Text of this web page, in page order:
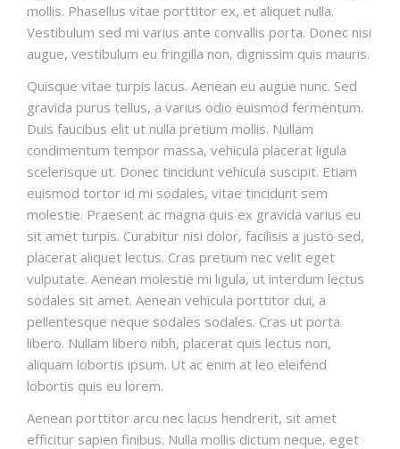
mollis. Phasellus vitae porttitor ex, et aliquet nulla.
Vestibulum sed mi varius ante convallis porta. Donec nisi
augue, vestibulum eu fringilla non, dignissim quis mauris.
Quisque vitae turpis lacus. Aenean eu augue nunc. Sed
gravida purus tellus, a varius odio euismod fermentum.
Duis faucibus elit ut nulla pretium mollis. Nullam
condimentum tempor massa, vehicula placerat ligula
scelerisque ut. Donec tincidunt vehicula suscipit. Etiam
euismod tortor id mi sodales, vitae tincidunt sem
molestie. Praesent ac magna quis ex gravida varius eu
sit amet turpis. Curabitur nisi dolor, facilisis a justo sed,
placerat aliquet lectus. Cras pretium nec velit eget
vulputate. Aenean molestie mi ligula, ut interdum lectus
sodales sit amet. Aenean vehicula porttitor dui, a
pellentesque neque sodales sodales. Cras ut porta
libero. Nullam libero nibh, placerat quis lectus non,
aliquam lobortis ipsum. Ut ac enim at leo eleifend
lobortis quis eu lorem.
Aenean porttitor arcu nec lacus hendrerit, sit amet
efficitur sapien finibus. Nulla mollis dictum neque, eget